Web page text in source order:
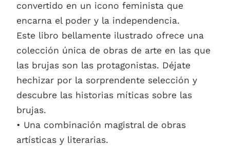
convertido en un icono feminista que
encarna el poder y la independencia.
Este libro bellamente ilustrado ofrece una
colección única de obras de arte en las que
las brujas son las protagonistas. Déjate
hechizar por la sorprendente selección y
descubre las historias míticas sobre las
brujas.
• Una combinación magistral de obras
artísticas y literarias.